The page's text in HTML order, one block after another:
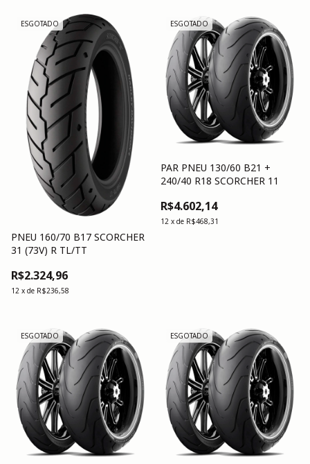
ESGOTADO
PNEU 160/70 B17 SCORCHER
31 (73V) R TL/TT
R$2.324,96
12 x de R$236,58
ESGOTADO
PAR PNEU 130/60 B21 +
240/40 R18 SCORCHER 11
R$4.602,14
12 x de R$468,31
ESGOTADO ESGOTADO